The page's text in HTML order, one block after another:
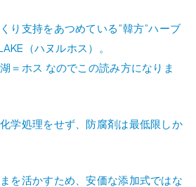
り支持をあつめている”韓方”ハーブ
（ハヌルホス）。
＝ホス なのでこの読み方になりま
学処理をせず、防腐剤は最低限しか
を活かすため、安価な添加式ではな